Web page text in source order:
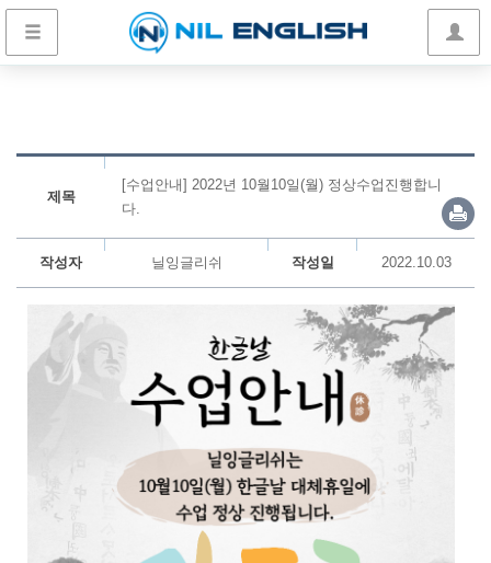
제목
[수업안내] 2022년 10월10일(월) 정상수업진행합니
다.
작성자 닐잉글리쉬 작성일 2022.10.03